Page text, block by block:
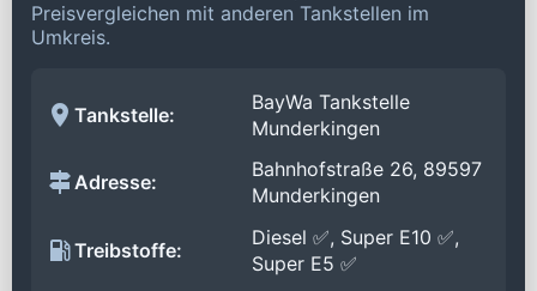
Preisvergleichen mit anderen Tankstellen im
Umkreis.
Tankstelle:
BayWa Tankstelle
Munderkingen
Adresse:
Bahnhofstraße 26, 89597
Munderkingen
Treibstoffe:
Diesel ✅, Super E10 ✅,
Super E5 ✅